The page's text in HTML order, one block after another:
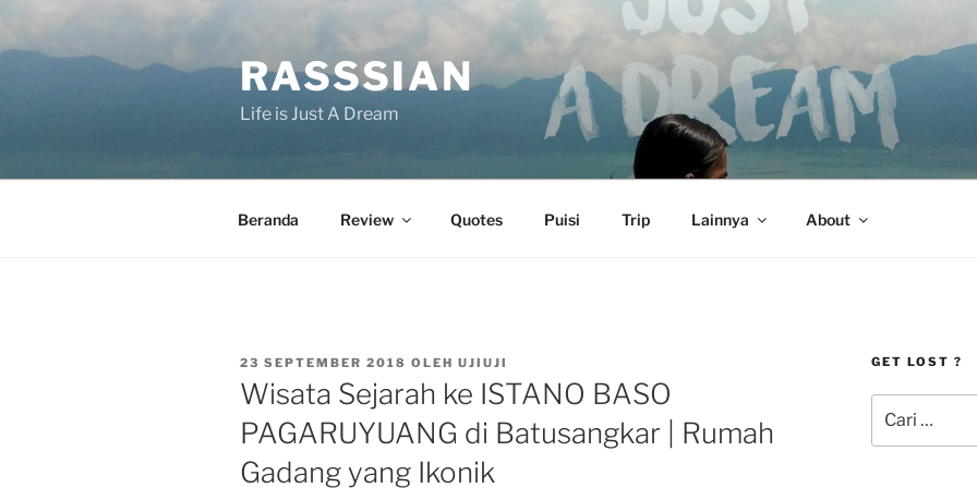
konten
RASSSIAN
Life is Just A Dream
Beranda Review Quotes Puisi Trip Lainnya About
DIPOSKAN
PADA
23 SEPTEMBER 2018 OLEH UJIUJI
Wisata Sejarah ke ISTANO BASO
PAGARUYUANG di Batusangkar | Rumah
Gadang yang Ikonik
GET LOST ?
untuk: